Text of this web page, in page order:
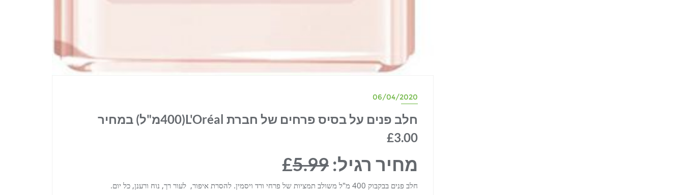
06/04/2020
חלב פנים על בסיס פרחים של חברת L'Oréal(400מ"ל) במחיר
£3.00
מחיר רגיל: £ 5.99
חלב פנים בבקבוק 400 מ"ל משולב תמציות של פרחי ורד ויסמין. להסרת איפור, לעור רך, נוח ורענן, כל יום.